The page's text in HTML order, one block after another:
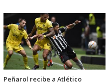
Peñarol recibe a Atlético